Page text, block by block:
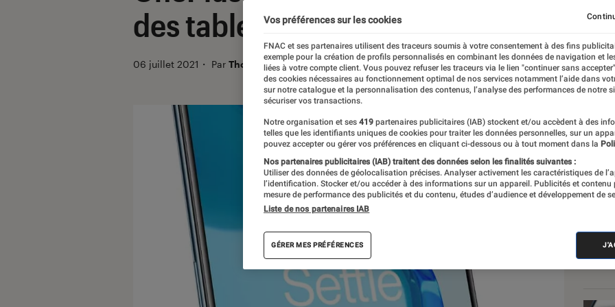
des tablettes tactiles
06 juillet 2021 ・ Par Thomas Estimbre
Vos préférences sur les cookies
FNAC et ses partenaires utilisent des traceurs soumis à votre consentement à des fins
exemple pour la création de profils personnalisés en combinant les données de navigation et
liées à votre compte client. Vous pouvez refuser les traceurs via le lien "continuer sans
des cookies nécessaires au fonctionnement optimal de nos services notamment l’aide dans
sur notre catalogue et la personnalisation des contenus, l’analyse des performances de notre
sécuriser vos transactions.
Notre organisation et ses 419 partenaires publicitaires (IAB) stockent et/ou accèdent à des
telles que les identifiants uniques de cookies pour traiter les données personnelles, sur un
pouvez accepter ou gérer vos préférences en cliquant ci-dessous ou à tout moment dans la
Nos partenaires publicitaires (IAB) traitent des données selon les finalités suivantes :
Utiliser des données de géolocalisation précises. Analyser activement les caractéristiques de
l’identification. Stocker et/ou accéder à des informations sur un appareil. Publicités et contenu
mesure de performance des publicités et du contenu, études d’audience et développement de
Liste de nos partenaires IAB
GÉRER MES PRÉFÉRENCES